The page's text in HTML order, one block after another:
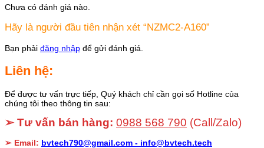
Chưa có đánh giá nào.
Hãy là người đầu tiên nhận xét “NZMC2-A160”
Bạn phải đăng nhập để gửi đánh giá.
Liên hệ:
Để được tư vấn trực tiếp, Quý khách chỉ cần gọi số Hotline của
chúng tôi theo thông tin sau:
➢ Tư vấn bán hàng: 0988 568 790 (Call/Zalo)
➢ Email: bvtech790@gmail.com - info@bvtech.tech